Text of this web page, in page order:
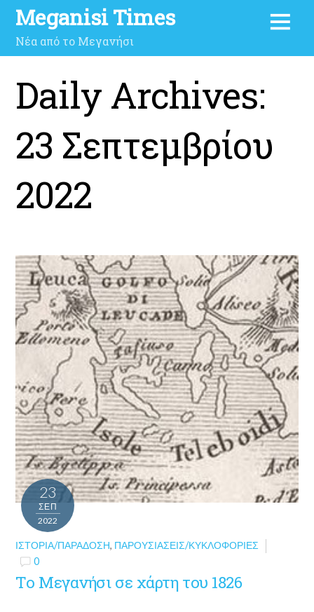
Meganisi Times
Νέα από το Μεγανήσι
Daily Archives:
23 Σεπτεμβρίου
2022
23
ΣΕΠ
2022
ΙΣΤΟΡΊΑ/ΠΑΡΆΔΟΣΗ, ΠΑΡΟΥΣΙΆΣΕΙΣ/ΚΥΚΛΟΦΟΡΊΕΣ
0
Το Μεγανήσι σε χάρτη του 1826